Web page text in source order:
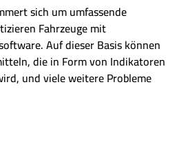
sich um umfassende
Fahrzeuge mit
Auf dieser Basis können
die in Form von Indikatoren
und viele weitere Probleme